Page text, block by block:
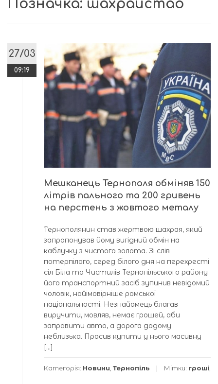
Позначка: шахрайстао
27/03
09:19
Мешканець Тернополя обміняв 150
літрів пального та 200 гривень
на перстень з жовтого металу
Тернополянин став жертвою шахрая, який
запропонував йому вигідний обмін на
каблучку з чистого золота. Зі слів
потерпілого, серед білого дня на перехресті
сіл Біла та Чистилів Тернопільського району
його транспортний засіб зупинив невідомий
чоловік, найімовірніше ромської
національності. Незнайомець благав
виручити, мовляв, немає грошей, аби
заправити авто, а дорога додому
неблизька. Просив купити у нього масивну
[…]
Категорія: Новини, Тернопіль Мітки: гроші,